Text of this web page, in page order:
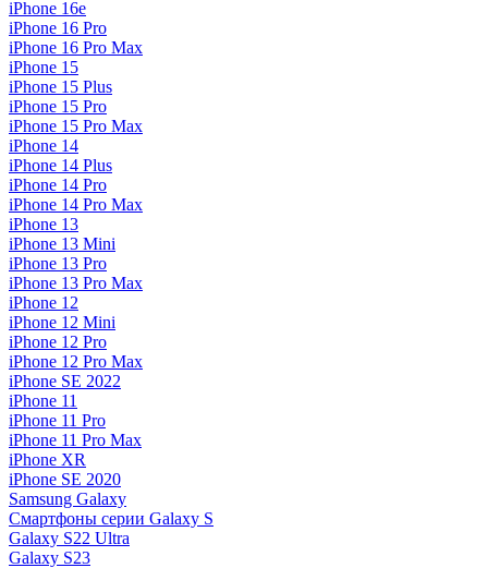
iPhone 16e
iPhone 16 Pro
iPhone 16 Pro Max
iPhone 15
iPhone 15 Plus
iPhone 15 Pro
iPhone 15 Pro Max
iPhone 14
iPhone 14 Plus
iPhone 14 Pro
iPhone 14 Pro Max
iPhone 13
iPhone 13 Mini
iPhone 13 Pro
iPhone 13 Pro Max
iPhone 12
iPhone 12 Mini
iPhone 12 Pro
iPhone 12 Pro Max
iPhone SE 2022
iPhone 11
iPhone 11 Pro
iPhone 11 Pro Max
iPhone XR
iPhone SE 2020
Samsung Galaxy
Смартфоны серии Galaxy S
Galaxy S22 Ultra
Galaxy S23